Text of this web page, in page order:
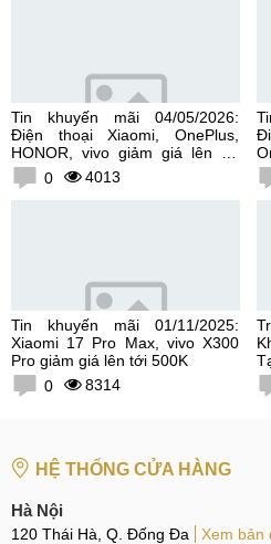
Tin khuyến mãi 04/05/2026:
Điện thoại Xiaomi, OnePlus,
HONOR, vivo giảm giá lên tới
300K0 4013
Tin khuyến mãi 01/11/2025:
Xiaomi 17 Pro Max, vivo X300
Pro giảm giá lên tới 500K
0
8314
HỆ THỐNG CỬA HÀNG
Hà Nội
120 Thái Hà, Q. Đống Đa
Xem bản